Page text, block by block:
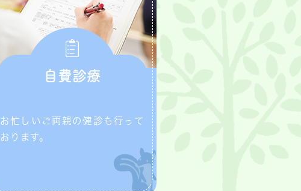
自費診療
お忙しいご両親の健診も行って
おります。